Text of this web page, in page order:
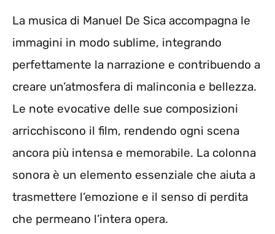
La musica di Manuel De Sica accompagna le
immagini in modo sublime, integrando
perfettamente la narrazione e contribuendo a
creare un’atmosfera di malinconia e bellezza.
Le note evocative delle sue composizioni
arricchiscono il film, rendendo ogni scena
ancora più intensa e memorabile. La colonna
sonora è un elemento essenziale che aiuta a
trasmettere l’emozione e il senso di perdita
che permeano l’intera opera.